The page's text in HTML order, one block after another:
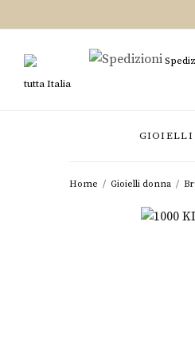
tutta Italia
GIOIELLI
Home / Gioielli donna /